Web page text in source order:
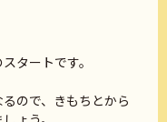
タートです。
ので、きもちとから